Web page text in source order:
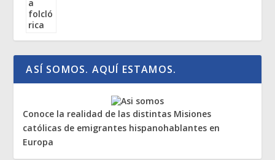
ASÍ SOMOS. AQUÍ ESTAMOS.
Conoce la realidad de las distintas Misiones
católicas de emigrantes hispanohablantes en
Europa